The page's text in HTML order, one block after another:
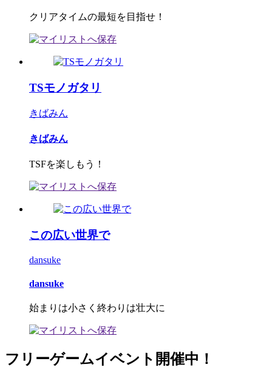
クリアタイムの最短を目指せ！
TSモノガタリ
きばみん
きばみん
TSFを楽しもう！
この広い世界で
dansuke
dansuke
始まりは小さく終わりは壮大に
フリーゲームイベント開催中！